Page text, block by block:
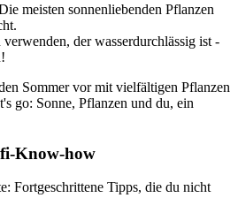
meisten sonnenliebenden Pflanzen
der wasserdurchlässig ist -
Sommer vor mit vielfältigen Pflanzen
go: Sonne, Pflanzen und du, ein
Know-how
Fortgeschrittene Tipps, die du nicht